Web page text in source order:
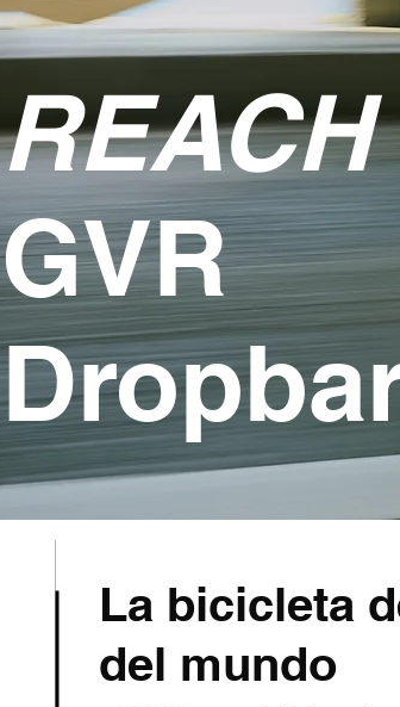
REACH
GVR
La bicicleta
del mundo